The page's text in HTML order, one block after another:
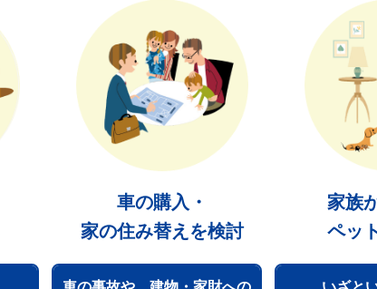
車の購入・
家の住み替えを検討
家族
ペッ